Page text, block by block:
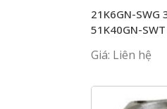
21K6GN-SWG
51K40GN-
Giá: Liên hệ